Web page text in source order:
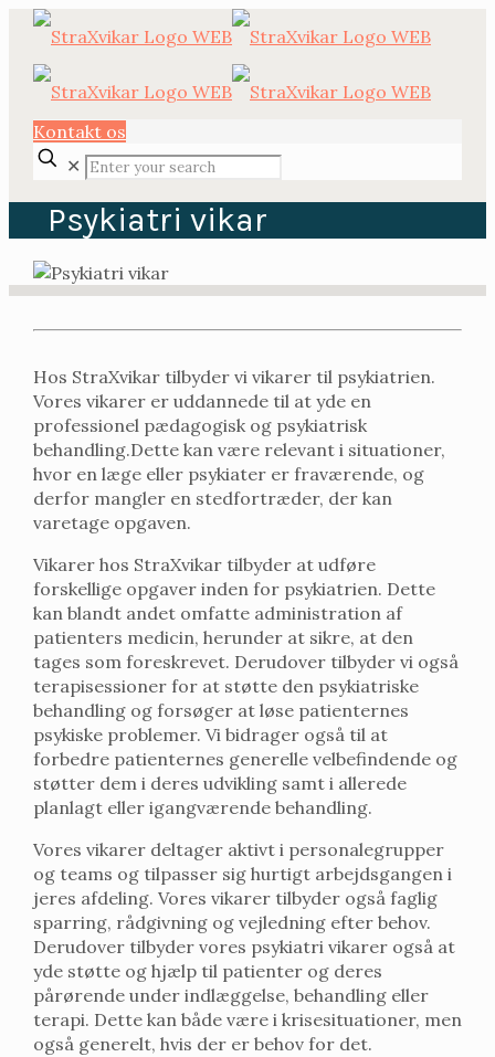
Kontakt os
✕
Psykiatri vikar
Hos StraXvikar tilbyder vi vikarer til psykiatrien.
Vores vikarer er uddannede til at yde en
professionel pædagogisk og psykiatrisk
behandling.Dette kan være relevant i situationer,
hvor en læge eller psykiater er fraværende, og
derfor mangler en stedfortræder, der kan
varetage opgaven.
Vikarer hos StraXvikar tilbyder at udføre
forskellige opgaver inden for psykiatrien. Dette
kan blandt andet omfatte administration af
patienters medicin, herunder at sikre, at den
tages som foreskrevet. Derudover tilbyder vi også
terapisessioner for at støtte den psykiatriske
behandling og forsøger at løse patienternes
psykiske problemer. Vi bidrager også til at
forbedre patienternes generelle velbefindende og
støtter dem i deres udvikling samt i allerede
planlagt eller igangværende behandling.
Vores vikarer deltager aktivt i personalegrupper
og teams og tilpasser sig hurtigt arbejdsgangen i
jeres afdeling. Vores vikarer tilbyder også faglig
sparring, rådgivning og vejledning efter behov.
Derudover tilbyder vores psykiatri vikarer også at
yde støtte og hjælp til patienter og deres
pårørende under indlæggelse, behandling eller
terapi. Dette kan både være i krisesituationer, men
også generelt, hvis der er behov for det.